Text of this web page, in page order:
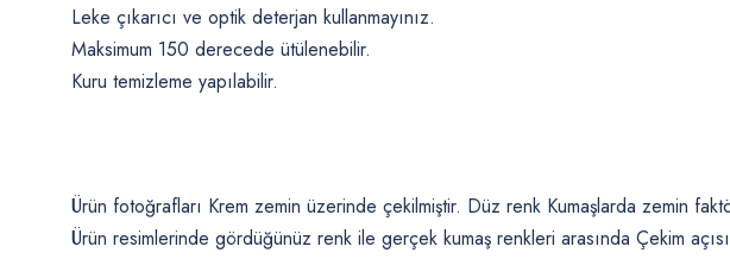
Leke çıkarıcı ve optik deterjan kullanmayınız.
Maksimum 150 derecede ütülenebilir.
Kuru temizleme yapılabilir.
Ürün fotoğrafları Krem zemin üzerinde çekilmiştir. Düz renk Kumaşlarda zemin
Ürün resimlerinde gördüğünüz renk ile gerçek kumaş renkleri arasında Çekim